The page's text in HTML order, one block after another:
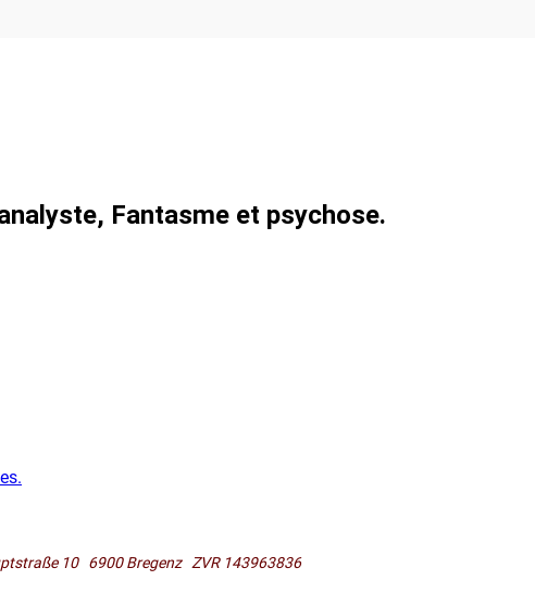
Fantasme et psychose.
10 6900 Bregenz ZVR 143963836